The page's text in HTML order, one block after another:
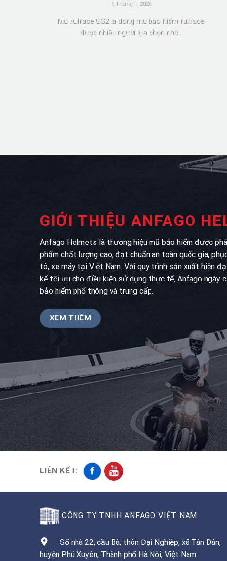
5 Tháng 1, 2026
Mũ fullface GS2 là dòng mũ bảo hiểm fullface
được nhiều người lựa chọn nhờ...
GIỚI THIỆU ANFAGO
Anfago Helmets là thương hiệu mũ bảo hiểm được
phẩm chất lượng cao, đạt chuẩn an toàn quốc gia,
tô, xe máy tại Việt Nam. Với quy trình sản xuất hiện
kế tối ưu cho điều kiện sử dụng thực tế, Anfago ngày
bảo hiểm phổ thông và trung cấp.
XEM THÊM
LIÊN KẾT:
CÔNG TY TNHH ANFAGO VIỆT NAM
Số nhà 22, cầu Bà, thôn Đại Nghiệp, xã Tân Dân,
huyện Phú Xuyên, Thành phố Hà Nội, Việt Nam